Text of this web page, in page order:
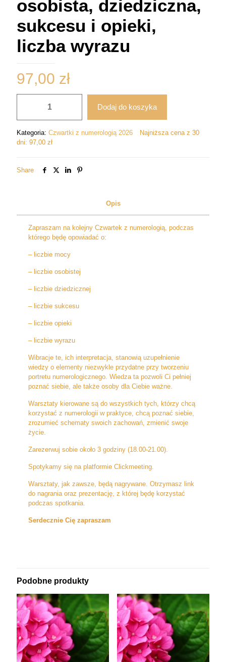
osobista, dziedziczna,
sukcesu i opieki,
liczba wyrazu
97,00 zł
osobista,
dziedziczna,
Dodaj do koszyka
Kategoria: Czwartki z numerologią 2026
Najniższa cena z 30
dni: 97,00 zł
Share
Opis
Zapraszam na kolejny Czwartek z numerologią, podczas
którego będę opowiadać o:
– liczbie mocy
– liczbie osobistej
– liczbie dziedzicznej
– liczbie sukcesu
– liczbie opieki
– liczbie wyrazu
Wibracje te, ich interpretacja, stanowią uzupełnienie
wiedzy o elementy niezwykle przydatne przy tworzeniu
portretu numerologicznego. Wiedza ta pozwoli Ci pełniej
poznać siebie, ale także osoby dla Ciebie ważne.
Warsztaty kierowane są do wszystkich tych, którzy chcą
korzystać z numerologii w praktyce, chcą poznać siebie,
zrozumieć schematy swoich zachowań, zmienić swoje
życie.
Zarezerwuj sobie około 3 godziny (18.00-21.00).
Spotykamy się na platformie Clickmeeting.
Warsztaty, jak zawsze, będą nagrywane. Otrzymasz link
do nagrania oraz prezentację, z której będę korzystać
podczas spotkania.
Serdecznie Cię zapraszam
Podobne produkty